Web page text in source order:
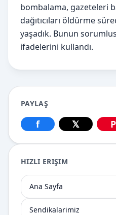
bombalama, gazeteleri
dağıtıcıları öldürme
yaşadık. Bunun
ifadelerini kullandı.
PAYLAŞ
Facebook
f
X
𝕏 P
HIZLI ERIŞIM
Ana Sayfa
Sendikalarimiz